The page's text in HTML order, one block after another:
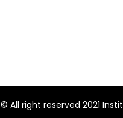
© All right reserved 2021